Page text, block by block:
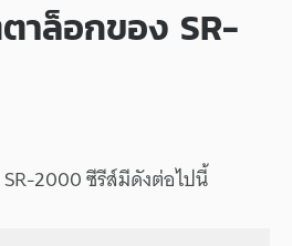
าล็อกของ SR-
2000 ซีรีส์มีดังต่อไปนี้